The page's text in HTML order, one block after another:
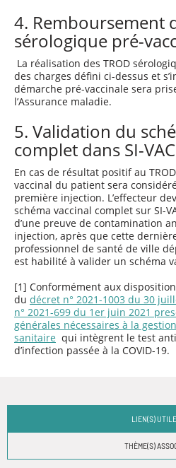
4. Remboursement
sérologique pré-
La réalisation des TROD
des charges défini ci-dessus et
démarche pré-vaccinale sera
l’Assurance maladie.
5. Validation du
complet dans SI-VAC
En cas de résultat positif au
vaccinal du patient sera
première injection. L’effecteur
schéma vaccinal complet sur SI-
d’une preuve de contamination
injection, après que cette
professionnel de santé de ville
est habilité à valider un schéma
[1] Conformément aux
du décret n° 2021-1003 du 30
n° 2021-699 du 1er juin 2021
générales nécessaires à la
sanitaire qui intègrent le test
d’infection passée à la COVID-19.
LIEN(S)
THÈME(S)